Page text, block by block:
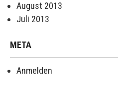
August 2013
Juli 2013
META
Anmelden